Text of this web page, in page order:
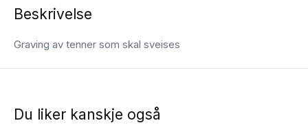
Beskrivelse
Graving av tenner som skal sveises
Du liker kanskje også